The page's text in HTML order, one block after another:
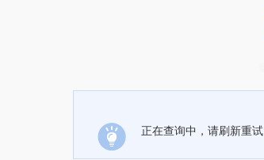
正在查询中，请刷新重试